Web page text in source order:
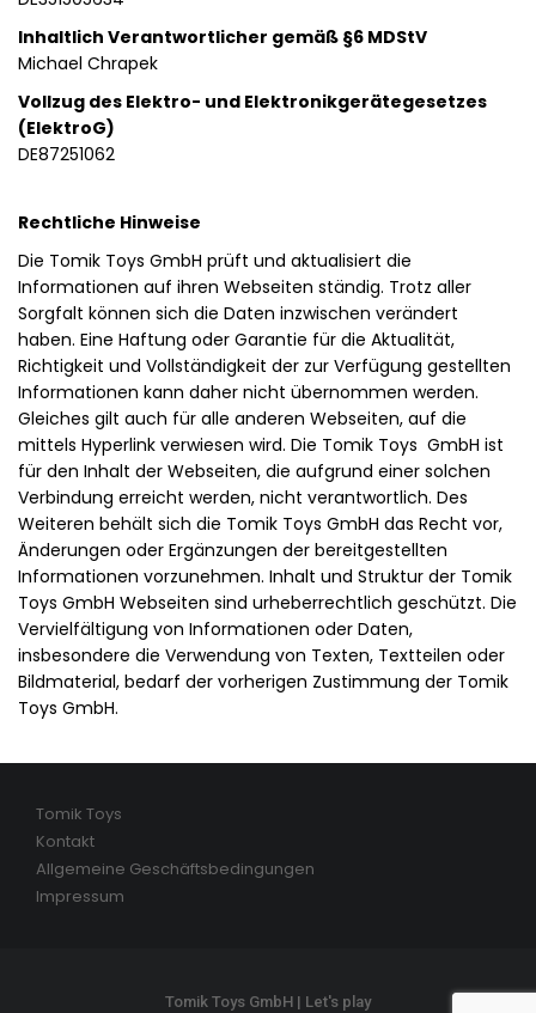
Inhaltlich Verantwortlicher gemäß §6 MDStV
Michael Chrapek
Vollzug des Elektro- und Elektronikgerätegesetzes
(ElektroG)
DE87251062
Rechtliche Hinweise
Die Tomik Toys GmbH prüft und aktualisiert die
Informationen auf ihren Webseiten ständig. Trotz aller
Sorgfalt können sich die Daten inzwischen verändert
haben. Eine Haftung oder Garantie für die Aktualität,
Richtigkeit und Vollständigkeit der zur Verfügung gestellten
Informationen kann daher nicht übernommen werden.
Gleiches gilt auch für alle anderen Webseiten, auf die
mittels Hyperlink verwiesen wird. Die Tomik Toys GmbH ist
für den Inhalt der Webseiten, die aufgrund einer solchen
Verbindung erreicht werden, nicht verantwortlich. Des
Weiteren behält sich die Tomik Toys GmbH das Recht vor,
Änderungen oder Ergänzungen der bereitgestellten
Informationen vorzunehmen. Inhalt und Struktur der Tomik
Toys GmbH Webseiten sind urheberrechtlich geschützt. Die
Vervielfältigung von Informationen oder Daten,
insbesondere die Verwendung von Texten, Textteilen oder
Bildmaterial, bedarf der vorherigen Zustimmung der Tomik
Toys GmbH.
Tomik Toys
Kontakt
Allgemeine Geschäftsbedingungen
Impressum
Tomik Toys GmbH | Let's play